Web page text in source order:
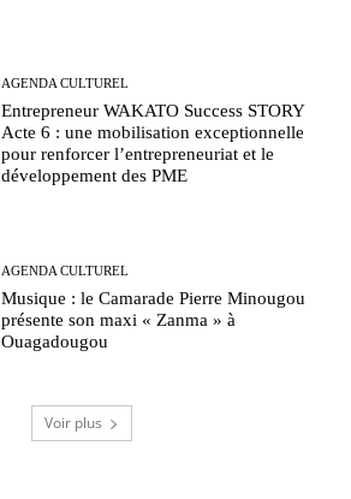
AGENDA CULTUREL
Entrepreneur WAKATO Success STORY
Acte 6 : une mobilisation exceptionnelle
pour renforcer l’entrepreneuriat et le
développement des PME
AGENDA CULTUREL
Musique : le Camarade Pierre Minougou
présente son maxi « Zanma » à
Ouagadougou
Voir plus